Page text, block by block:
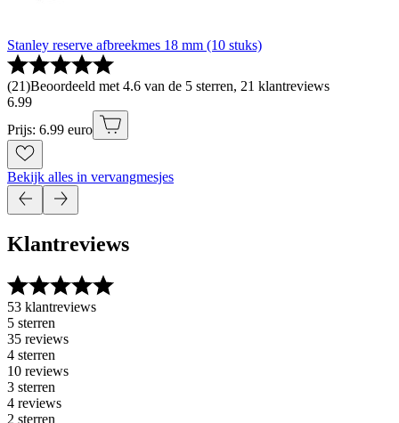
Stanley reserve afbreekmes 18 mm (10 stuks)
(21)Beoordeeld met 4.6 van de 5 sterren, 21 klantreviews
6.99
Prijs: 6.99 euro
Bekijk alles in vervangmesjes
Klantreviews
53 klantreviews
5 sterren
35 reviews
4 sterren
10 reviews
3 sterren
4 reviews
2 sterren